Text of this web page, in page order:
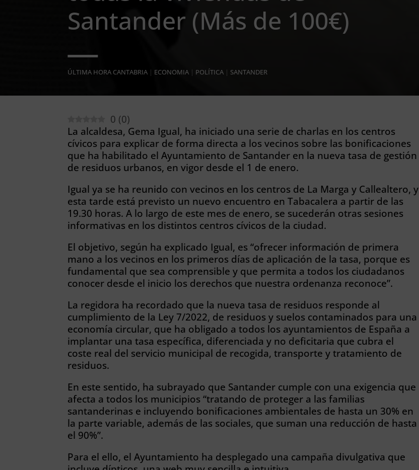
Santander (Más de 100€)
ÚLTIMA HORA CANTABRIA | ECONOMIA | POLÍTICA | SANTANDER
0 (0)
La alcaldesa, Gema Igual, ha iniciado una serie de charlas en los centros
cívicos para explicar de forma directa a los vecinos sobre las bonificaciones
que ha habilitado el Ayuntamiento de Santander en la nueva tasa de gestión
de residuos urbanos, en vigor desde el 1 de enero.
Igual ya se ha reunido con vecinos en los centros de La Marga y Callealtero, y
esta tarde está previsto un nuevo encuentro en Tabacalera a partir de las
19.30 horas. A lo largo de este mes de enero, se sucederán otras sesiones
informativas en los distintos centros cívicos de la ciudad.
El objetivo, según ha explicado Igual, es “ofrecer información de primera
mano a los vecinos en los primeros días de aplicación de la tasa, porque es
fundamental que sea comprensible y que permita a todos los ciudadanos
conocer desde el inicio los derechos que nuestra ordenanza reconoce”.
La regidora ha recordado que la nueva tasa de residuos responde al
cumplimiento de la Ley 7/2022, de residuos y suelos contaminados para una
economía circular, que ha obligado a todos los ayuntamientos de España a
implantar una tasa específica, diferenciada y no deficitaria que cubra el
coste real del servicio municipal de recogida, transporte y tratamiento de
residuos.
En este sentido, ha subrayado que Santander cumple con una exigencia que
afecta a todos los municipios “tratando de proteger a las familias
santanderinas e incluyendo bonificaciones ambientales de hasta un 30% en
la parte variable, además de las sociales, que suman una reducción de hasta
el 90%”.
Para el ello, el Ayuntamiento ha desplegado una campaña divulgativa que